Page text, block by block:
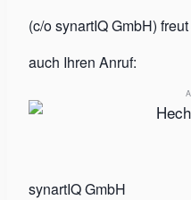
(c/o synartIQ GmbH)
auch Ihren Anruf:
synartIQ GmbH